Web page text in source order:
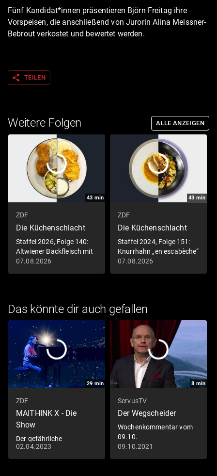
Fünf Kandidat*innen präsentieren Björn Freitag ihre
Vorspeisen, die anschließend von Jurorin Alina Meissner-
Bebrout verkostet und bewertet werden.
share TEILEN
Weitere Folgen ALLE ANZEIGEN
43 min
ZDF
Die Küchenschlacht
Staffel 2026, Folge 140:
Altwiener Backfleisch mit
Remouladensauce
07.08.2026
43 min
ZDF
Die Küchenschlacht
Staffel 2024, Folge 151:
Knurrhahn „en escabèche“
mit zweierlei Blumenkohl
07.08.2026
Das könnte dir auch gefallen
29 min
ZDF
MAITHINK X - Die
Show
Der gefährliche
Naturtrend
02.04.2023
8 min
ServusTV
Der Wegscheider
Wochenkommentar vom
09.10.
09.10.2021